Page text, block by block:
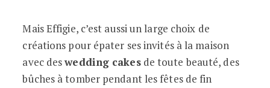
Mais Effigie, c’est aussi un large choix de
créations pour épater ses invités à la maison
avec deswedding cakesde toute beauté, des
bûches à tomber pendant les fêtes de fin